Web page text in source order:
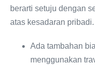
berarti setuju dengan
atas kesadaran pribadi.
Ada tambahan
menggunakan